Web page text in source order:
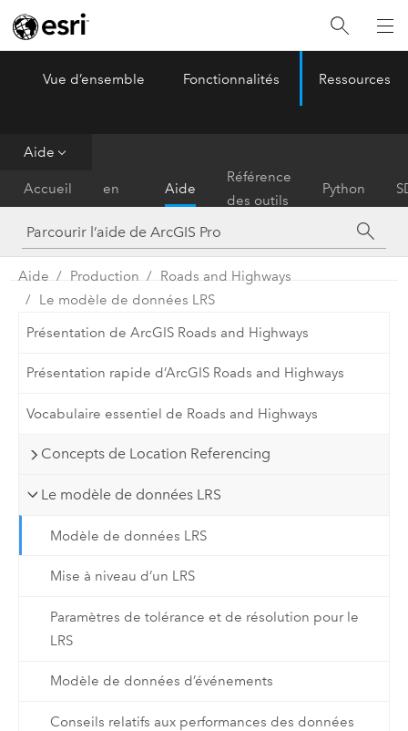
ArcGIS Pro
Vue d’ensemble Fonctionnalités Ressources
Aide
Accueil
en
main
Aide
Référence
des outils
Python
Aide Production
Roads and Highways
Le modèle de données LRS
Présentation de ArcGIS Roads and Highways
Présentation rapide d’ArcGIS Roads and Highways
Vocabulaire essentiel de Roads and Highways
Concepts de Location Referencing
Le modèle de données LRS
Modèle de données LRS
Mise à niveau d’un LRS
Paramètres de tolérance et de résolution pour le
LRS
Modèle de données d’événements
Conseils relatifs aux performances des données